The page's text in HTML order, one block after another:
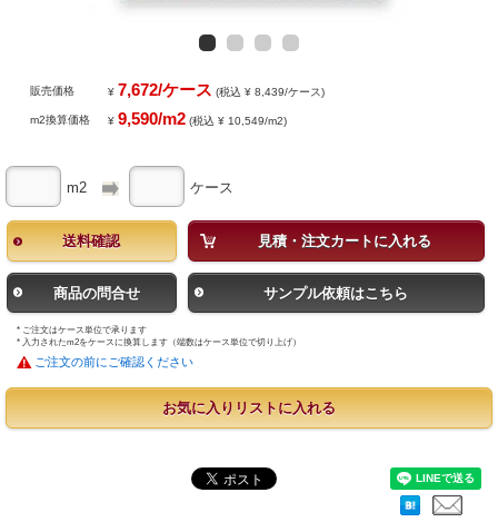
販売価格 ¥ 7,672/ケース (税込 ¥ 8,439/ケース)
m2換算価格 ¥9,590/m2 (税込 ¥ 10,549/m2)
m2 ケース
送料確認 見積・注文カートに入れる
商品の問合せ サンプル依頼はこちら
* ご注文はケース単位で承ります
* 入力されたm2をケースに換算します（端数はケース単位で切り上げ）
ご注文の前にご確認ください
お気に入りリストに入れる